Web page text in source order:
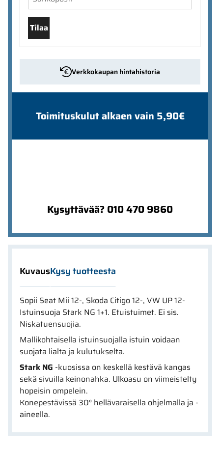
Tilaa
Verkkokaupan hintahistoria
Toimituskulut alkaen vain 5,90€
Kysyttävää? 010 470 9860
KuvausKysy tuotteesta
Sopii Seat Mii 12-, Skoda Citigo 12-, VW UP 12-
Istuinsuoja Stark NG 1+1. Etuistuimet. Ei sis.
Niskatuensuojia.
Mallikohtaisella istuinsuojalla istuin voidaan
suojata lialta ja kulutukselta.
Stark NG -kuosissa on keskellä kestävä kangas
sekä sivuilla keinonahka. Ulkoasu on viimeistelty
hopeisin ompelein.
Konepestävissä 30° hellävaraisella ohjelmalla ja -
aineella.